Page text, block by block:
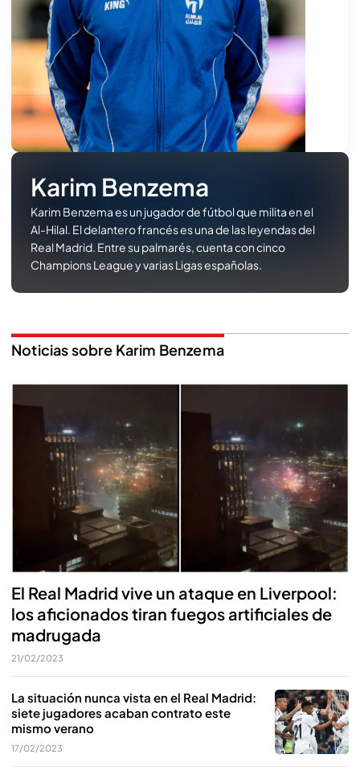
Karim Benzema
Karim Benzema es un jugador de fútbol que milita en el
Al-Hilal. El delantero francés es una de las leyendas del
Real Madrid. Entre su palmarés, cuenta con cinco
Champions League y varias Ligas españolas.
Noticias sobre Karim Benzema
El Real Madrid vive un ataque en Liverpool:
los aficionados tiran fuegos artificiales de
madrugada
21/02/2023
La situación nunca vista en el Real Madrid:
siete jugadores acaban contrato este
mismo verano
17/02/2023